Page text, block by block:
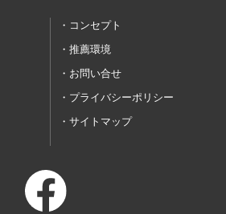
コンセプト
推薦環境
お問い合せ
プライバシーポリシー
サイトマップ